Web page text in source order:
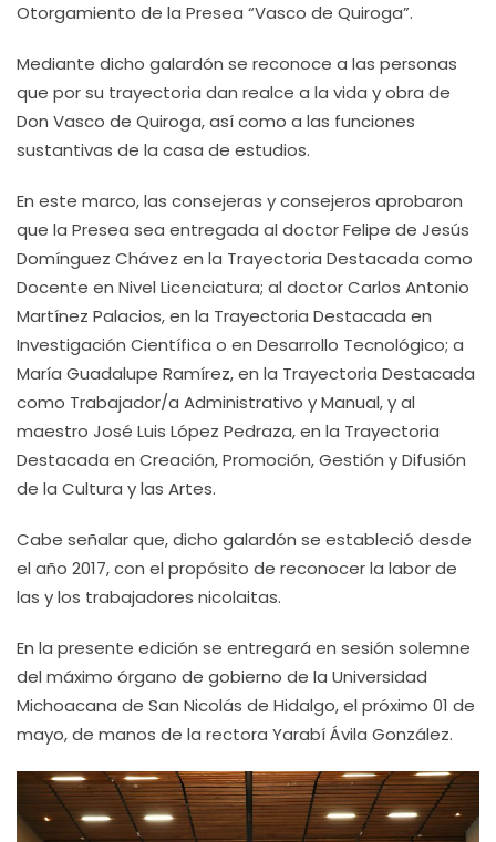
Otorgamiento de la Presea “Vasco de Quiroga”.
Mediante dicho galardón se reconoce a las personas
que por su trayectoria dan realce a la vida y obra de
Don Vasco de Quiroga, así como a las funciones
sustantivas de la casa de estudios.
En este marco, las consejeras y consejeros aprobaron
que la Presea sea entregada al doctor Felipe de Jesús
Domínguez Chávez en la Trayectoria Destacada como
Docente en Nivel Licenciatura; al doctor Carlos Antonio
Martínez Palacios, en la Trayectoria Destacada en
Investigación Científica o en Desarrollo Tecnológico; a
María Guadalupe Ramírez, en la Trayectoria Destacada
como Trabajador/a Administrativo y Manual, y al
maestro José Luis López Pedraza, en la Trayectoria
Destacada en Creación, Promoción, Gestión y Difusión
de la Cultura y las Artes.
Cabe señalar que, dicho galardón se estableció desde
el año 2017, con el propósito de reconocer la labor de
las y los trabajadores nicolaitas.
En la presente edición se entregará en sesión solemne
del máximo órgano de gobierno de la Universidad
Michoacana de San Nicolás de Hidalgo, el próximo 01 de
mayo, de manos de la rectora Yarabí Ávila González.